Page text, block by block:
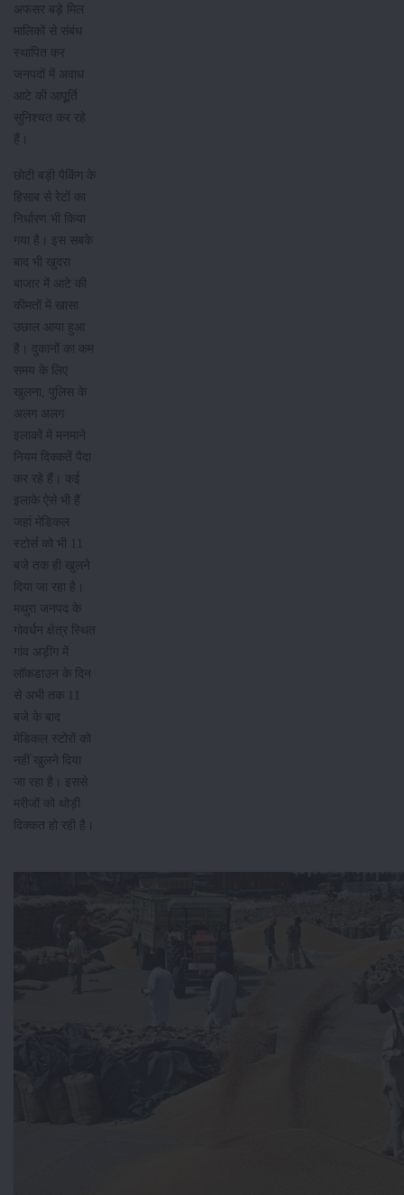
अफसर बड़े मिल
मालिकों से संबंध
स्थापित कर
जनपदों में अवाध
आटे की आपूूर्ति
सुनिश्चत कर रहे
हैं।
छोटी बड़ी पैकिंग के
हिसाब से रेटों का
निर्धारण भी किया
गया है। इस सबके
बाद भी खुदरा
बाजार में आटे की
कीमतों में खासा
उछाल आया हुआ
है। दुकानों का कम
समय के लिए
खुलना, पुलिस के
अलग अलग
इलाकों में मनमाने
नियम दिक्कतें पैदा
कर रहे हैं। कई
इलाके ऐसे भी हैं
जहां मेडिकल
स्टोर्स को भी 11
बजे तक ही खुलने
दिया जा रहा है।
मथुरा जनपद के
गोवर्धन क्षेत्र स्थित
गांव अड़ींग में
लॉकडाउन के दिन
से अभी तक 11
बजे के बाद
मेडिकल स्टोरों को
नहीं खुलने दिया
जा रहा है। इससे
मरीजों को थोड़ी
दिक्कत हो रही है।